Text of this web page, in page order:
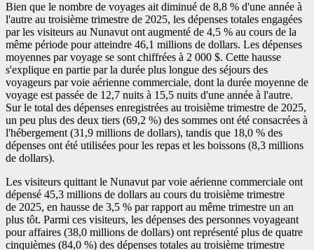
Bien que le nombre de voyages ait diminué de 8,8 % d'une année à
l'autre au troisième trimestre de 2025, les dépenses totales engagées
par les visiteurs au Nunavut ont augmenté de 4,5 % au cours de la
même période pour atteindre 46,1 millions de dollars. Les dépenses
moyennes par voyage se sont chiffrées à 2 000 $. Cette hausse
s'explique en partie par la durée plus longue des séjours des
voyageurs par voie aérienne commerciale, dont la durée moyenne de
voyage est passée de 12,7 nuits à 15,5 nuits d'une année à l'autre.
Sur le total des dépenses enregistrées au troisième trimestre de 2025,
un peu plus des deux tiers (69,2 %) des sommes ont été consacrées à
l'hébergement (31,9 millions de dollars), tandis que 18,0 % des
dépenses ont été utilisées pour les repas et les boissons (8,3 millions
de dollars).
Les visiteurs quittant le Nunavut par voie aérienne commerciale ont
dépensé 45,3 millions de dollars au cours du troisième trimestre
de 2025, en hausse de 3,5 % par rapport au même trimestre un an
plus tôt. Parmi ces visiteurs, les dépenses des personnes voyageant
pour affaires (38,0 millions de dollars) ont représenté plus de quatre
cinquièmes (84,0 %) des dépenses totales au troisième trimestre